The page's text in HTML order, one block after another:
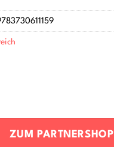
ZUM PARTNERSHOP